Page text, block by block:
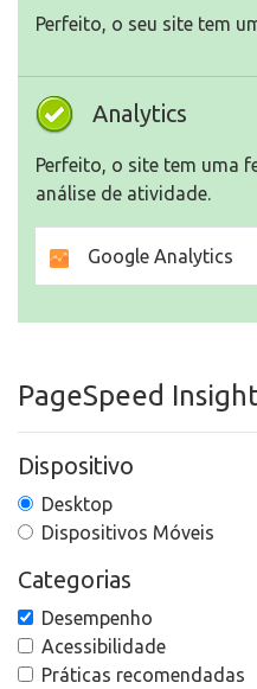
Perfeito, o seu site tem
Analytics
Perfeito, o site tem uma
análise de atividade.
Google Analytics
PageSpeed
Dispositivo
Desktop
Dispositivos Móveis
Categorias
Desempenho
Acessibilidade
Práticas recomendadas